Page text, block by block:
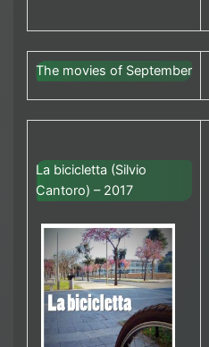
The movies of September
La bicicletta (Silvio
Cantoro) – 2017